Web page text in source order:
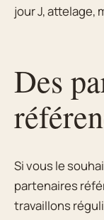
jour J, attelage,
Des
Si vous le
partenaires
travaillons